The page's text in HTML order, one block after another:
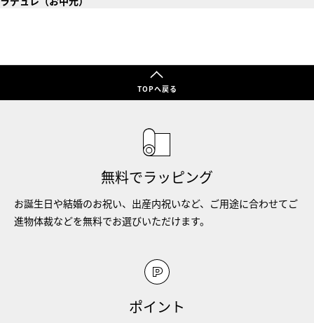
TOPへ戻る
無料でラッピング
お誕生日や結婚のお祝い、出産内祝いなど、ご用途に合わせてご
進物体裁などを無料でお選びいただけます。
ポイント